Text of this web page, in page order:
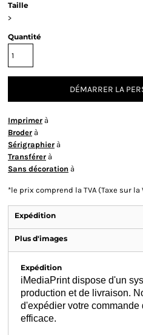
Taille
>
Quantité
DÉMARRER LA
Imprimer à
Broder à
Sérigraphier à
Transférer à
Sans décoration à
*le prix comprend la TVA (Taxe sur la
Expédition
Plus d'images
Expédition
iMediaPrint dispose d'un
production et de livraison.
d'expédier votre commande
efficace.